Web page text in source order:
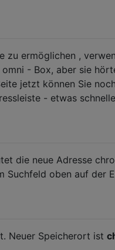
zu ermöglichen ,
- Box, aber sie
jetzt können Sie
- etwas
die neue Adresse
Suchfeld oben auf der
Neuer Speicherort ist